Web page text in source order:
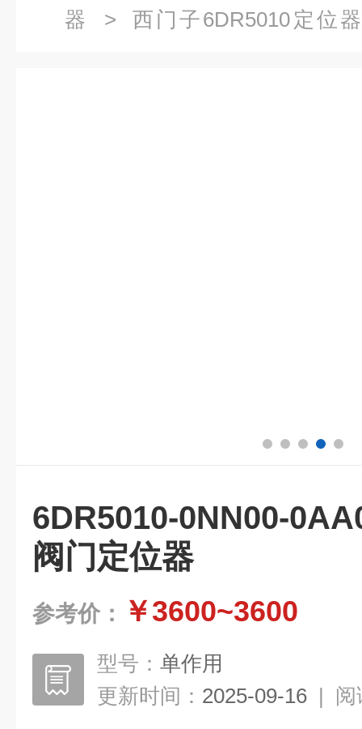
器
> 西门子6DR5010定位
6DR5010-0NN00-
阀门定位器
参考价： ￥3600~3600
型号： 单作用
更新时间： 2025-09-16 | 阅